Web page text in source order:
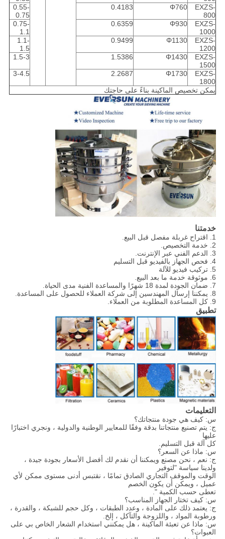
EXZS-
800
Φ760
0.4183
0.55-
0.75
EXZS-
1000
Φ930
0.6359
0.75-
1.1
EXZS-
1200
Φ1130
0.9499
1.1-
1.5
EXZS-
1500
Φ1430
1.5386
1.5-3
EXZS-
1800
Φ1730
2.2687
3-4.5
يمكن تخصيص الماكينة بناءً على حاجتك
خدمتنا
1. اقتراح غربلة مفصل قبل البيع.
2. خدمة التخصيص.
3. الدعم الفني عبر الإنترنت.
4. فحص الجهاز بالفيديو قبل التسليم
5. تركيب فيديو للآلة
6. موثوقة خدمة ما بعد البيع.
7. ضمان الجودة لمدة 18 شهرًا والمساعدة الفنية مدى الحياة.
8. يمكننا إرسال المهندسين إلى شركة العملاء للحصول على المساعدة.
9. كل المساعدة المطلوبة من العملاء.
تطبيق
التعليمات
س: كيف هي جودة منتجاتك؟
ج: يتم تصنيع منتجاتنا بدقة وفقًا للمعايير الوطنية والدولية ، ونجري اختبارًا
عليها
كل آلة قبل التسليم.
س: ماذا عن السعر؟
ج: نعم ، نحن مصنع ويمكننا أن نقدم لك أفضل الأسعار بجودة جيدة ،
ولدينا سياسة "لتوفير
الوقت والموقف التجاري الصادق تمامًا ، نقتبس أدنى مستوى ممكن لأي
عميل ، ويمكن أن يكون الخصم
تعطى حسب الكمية ".
س: كيف تختار الجهاز المناسب؟
ج: يعتمد ذلك على المادة ، وعدد الطبقات ، وكل حجم للشبكة ، والقدرة ،
ورطوبة المواد ، واللزوجة والتآكل ، إلخ.
س: ماذا عن تعبئة الماكينة ، هل يمكنني استخدام الشعار الخاص بي على
العبوات؟